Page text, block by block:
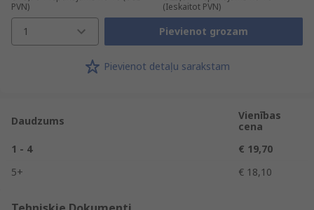
PVN)
(Ieskaitot PVN)
1 Pievienot grozam
Pievienot detaļu sarakstam
Daudzums
Vienības
cena
1 - 4
€ 19,70
5+
€ 18,10